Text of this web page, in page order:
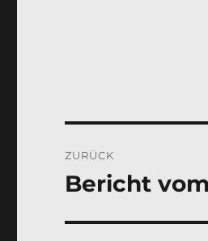
ZURÜCK
Vorheriger
Bericht